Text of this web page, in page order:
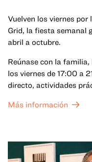
Vuelven los viernes por
Grid, la fiesta semanal
abril a octubre.
Reúnase con la
los viernes de 17:00 a
directo, actividades
exposiciones
Más información